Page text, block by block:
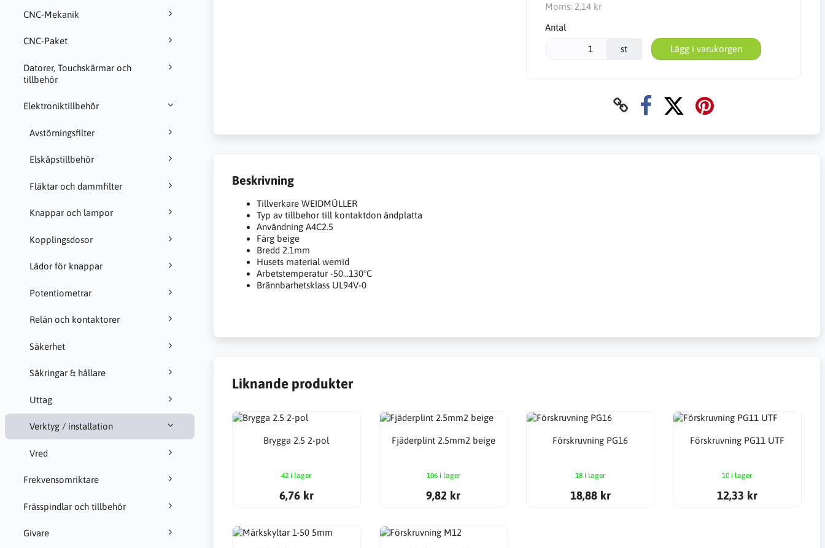
CNC-Mekanik
CNC-Paket
Datorer, Touchskärmar och
tillbehör
Elektroniktillbehör
Avstörningsfilter
Elskåpstillbehör
Fläktar och dammfilter
Knappar och lampor
Kopplingsdosor
Lådor för knappar
Potentiometrar
Relän och kontaktorer
Säkerhet
Säkringar & hållare
Uttag
Verktyg / installation
Vred
Frekvensomriktare
Frässpindlar och tillbehör
Givare
Moms: 2,14 kr
Antal
st Lägg i varukorgen
Beskrivning
Tillverkare WEIDMÜLLER
Typ av tillbehor till kontaktdon ändplatta
Användning A4C2.5
Färg beige
Bredd 2.1mm
Husets material wemid
Arbetstemperatur -50...130°C
Brännbarhetsklass UL94V-0
Liknande produkter
Brygga 2.5 2-pol
42 i lager
6,76 kr
Fjäderplint 2.5mm2 beige
106 i lager
9,82 kr
Förskruvning PG16
18 i lager
18,88 kr
Förskruvning PG11 UTF
10 i lager
12,33 kr